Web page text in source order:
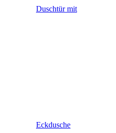
Duschtür mit
Eckdusche